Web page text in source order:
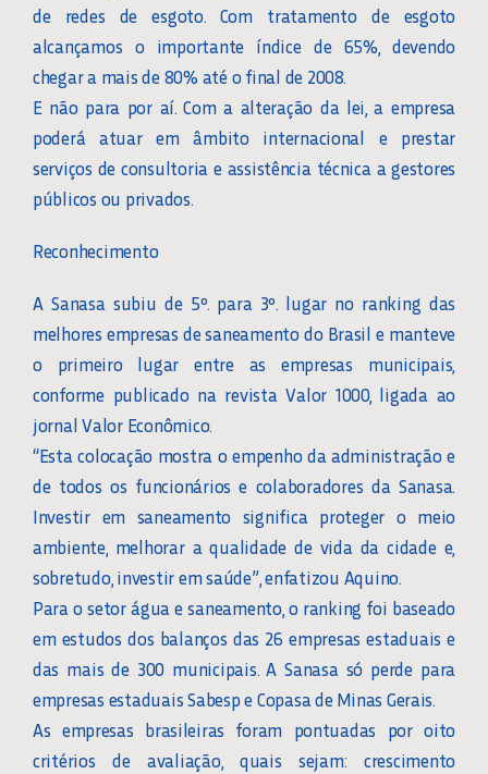
de redes de esgoto. Com tratamento de esgoto
alcançamos o importante índice de 65%, devendo
chegar a mais de 80% até o final de 2008.
E não para por aí. Com a alteração da lei, a empresa
poderá atuar em âmbito internacional e prestar
serviços de consultoria e assistência técnica a gestores
públicos ou privados.
Reconhecimento
A Sanasa subiu de 5º. para 3º. lugar no ranking das
melhores empresas de saneamento do Brasil e manteve
o primeiro lugar entre as empresas municipais,
conforme publicado na revista Valor 1000, ligada ao
jornal Valor Econômico.
“Esta colocação mostra o empenho da administração e
de todos os funcionários e colaboradores da Sanasa.
Investir em saneamento significa proteger o meio
ambiente, melhorar a qualidade de vida da cidade e,
sobretudo, investir em saúde”, enfatizou Aquino.
Para o setor água e saneamento, o ranking foi baseado
em estudos dos balanços das 26 empresas estaduais e
das mais de 300 municipais. A Sanasa só perde para
empresas estaduais Sabesp e Copasa de Minas Gerais.
As empresas brasileiras foram pontuadas por oito
critérios de avaliação, quais sejam: crescimento